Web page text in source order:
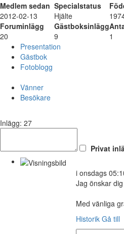
Medlem sedan Specialstatus
2012-02-13
Hjälte
Foruminlägg
Gästboksinlägg
20
9
1
Presentation
Gästbok
Fotoblogg
Vänner
Besökare
Inlägg: 27
Privat
i onsdags
Jag önskar
Med vänliga
Historik Gå till